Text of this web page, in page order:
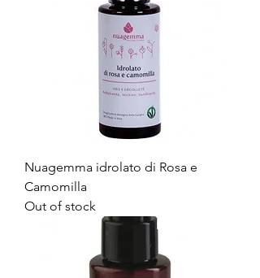
Nuagemma idrolato di Rosa e
Camomilla
Out of stock